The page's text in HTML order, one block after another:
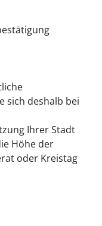
sich deshalb bei
Ihrer Stadt
Höhe der
oder Kreistag